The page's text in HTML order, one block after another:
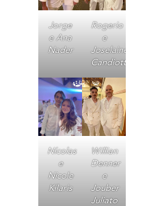
Jorge
e Ana
Nader
Rogerio
e
Joselaine
Candiotti
Nícolas
e
Nicole
Kílaris
Willian
Denner
e
Jouber
Juliato